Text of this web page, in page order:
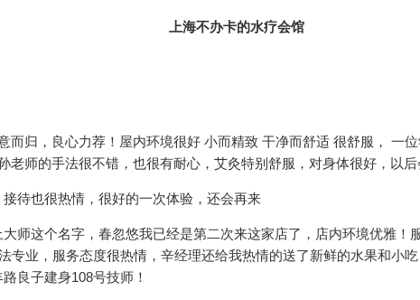
而归，良心力荐！屋内环境很好 小而精致 干净而舒适 很舒服， 一
老师的手法很不错，也很有耐心，艾灸特别舒服，对身体很好，以后
待也很热情，很好的一次体验，还会再来
师这个名字，春忽悠我已经是第二次来这家店了，店内环境优雅！
专业，服务态度很热情，辛经理还给我热情的送了新鲜的水果和小
良子建身108号技师！